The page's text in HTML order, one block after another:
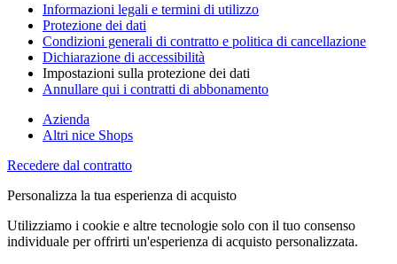
Informazioni legali e termini di utilizzo
Protezione dei dati
Condizioni generali di contratto e politica di cancellazione
Dichiarazione di accessibilità
Impostazioni sulla protezione dei dati
Annullare qui i contratti di abbonamento
Azienda
Altri nice Shops
Recedere dal contratto
Personalizza la tua esperienza di acquisto
Utilizziamo i cookie e altre tecnologie solo con il tuo consenso
individuale per offrirti un'esperienza di acquisto personalizzata.